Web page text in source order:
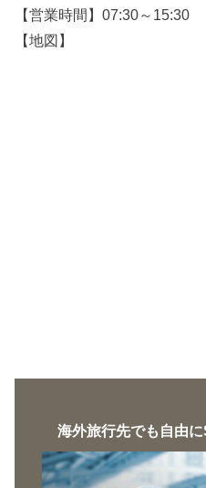
【営業時間】07:30～15:30
【地図】
海外旅行先でも自由